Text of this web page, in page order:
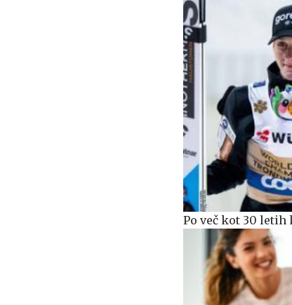
Po več kot 30 letih